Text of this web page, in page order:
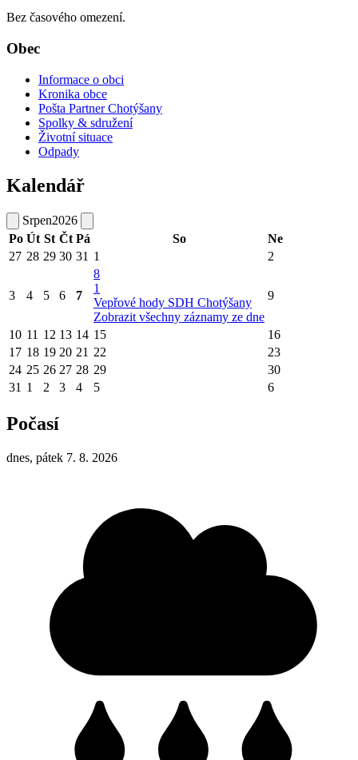
Bez časového omezení.
Obec
Informace o obci
Kronika obce
Pošta Partner Chotýšany
Spolky & sdružení
Životní situace
Odpady
Kalendář
Srpen2026
Po Út St Čt Pá So
Ne
27 28 29 30 31 1 2
3 4 5 6 7
8
1
Vepřové hody SDH Chotýšany
Zobrazit všechny záznamy ze dne
9
10 11 12 13 14 15
16
17 18 19 20 21 22
23
24 25 26 27 28 29
30
31 1 2 3 4 5 6
Počasí
dnes, pátek 7. 8. 2026